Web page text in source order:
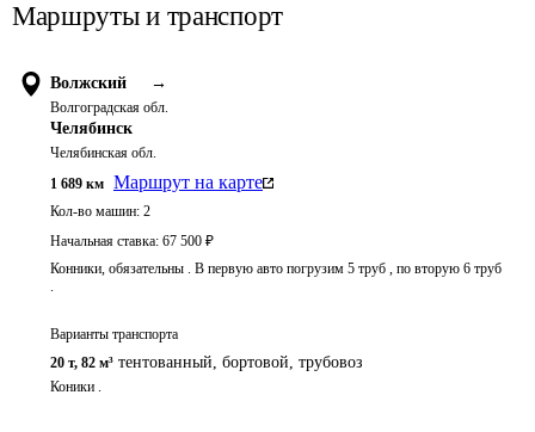
Маршруты и транспорт
Волжский →
Волгоградская обл.
Челябинск
Челябинская обл.
1 689 км Маршрут на карте
Кол-во машин: 2
Начальная ставка: 67 500 ₽
Конники, обязательны . В первую авто погрузим 5 труб , по вторую 6 труб
.
Варианты транспорта
20 т, 82 м³ тентованный, бортовой, трубовоз
Коники .